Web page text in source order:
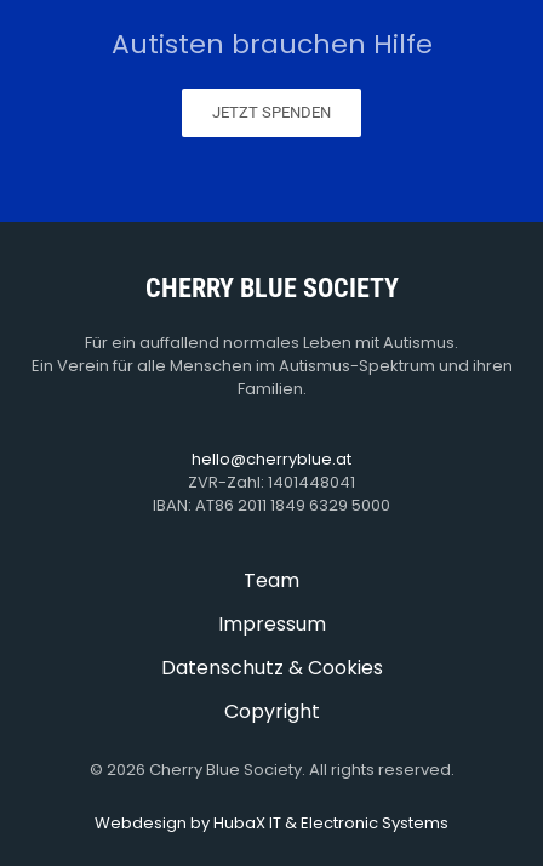
Autisten brauchen Hilfe
JETZT SPENDEN
CHERRY BLUE SOCIETY
Für ein auffallend normales Leben mit Autismus.
Ein Verein für alle Menschen im Autismus-Spektrum und ihren
Familien.
hello@cherryblue.at
ZVR-Zahl: 1401448041
IBAN: AT86 2011 1849 6329 5000
Team
Impressum
Datenschutz & Cookies
Copyright
© 2026 Cherry Blue Society. All rights reserved.
Webdesign by HubaX IT & Electronic Systems